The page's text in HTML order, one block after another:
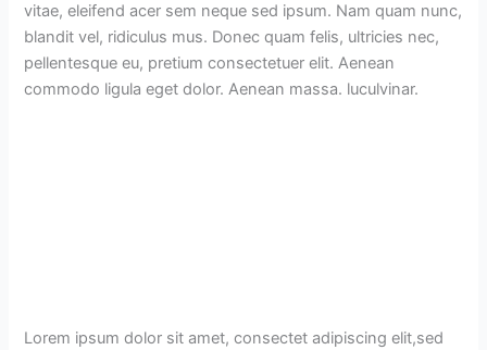
vitae, eleifend acer sem neque sed ipsum. Nam quam nunc,
blandit vel, ridiculus mus. Donec quam felis, ultricies nec,
pellentesque eu, pretium consectetuer elit. Aenean
commodo ligula eget dolor. Aenean massa. luculvinar.
Lorem ipsum dolor sit amet, consectet adipiscing elit,sed